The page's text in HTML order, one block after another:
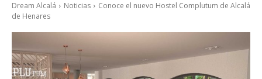
Dream Alcalá Noticias
Conoce el nuevo Hostel Complutum de Alcalá
de Henares